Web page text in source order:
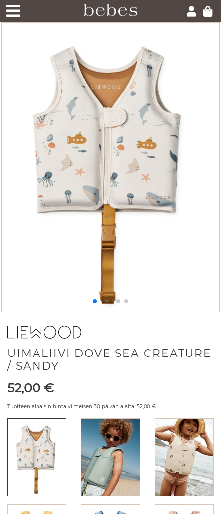
UIMALIIVI DOVE SEA CREATURE
/ SANDY
Hinta
52,00 €
Tuotteen alhaisin hinta viimeisen 30 päivän ajalta: 52,00 €